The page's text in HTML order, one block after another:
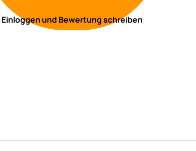
Einloggen und Bewertung schreiben